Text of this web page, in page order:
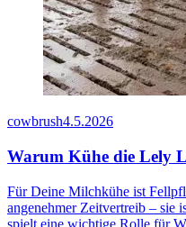
cowbrush4.5.2026
Warum Kühe die Lely
Für Deine Milchkühe ist
angenehmer Zeitvertreib – sie
spielt eine wichtige Rolle für